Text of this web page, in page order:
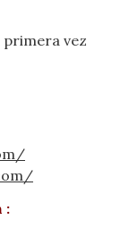
primera vez
: